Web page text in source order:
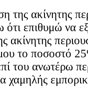
της ακίνητης
επιθυμώ να
ακίνητης
το ποσοστό
του ανωτέρω
χαμηλής